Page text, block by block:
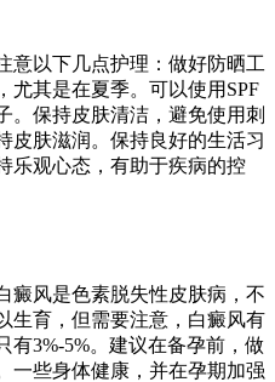
意以下几点护理：做好防晒工
尤其是在夏季。可以使用SPF
。保持皮肤清洁，避免使用刺
皮肤滋润。保持良好的生活习
乐观心态，有助于疾病的控
癜风是色素脱失性皮肤病，不
生育，但需要注意，白癜风有
有3%-5%。建议在备孕前，做
一些身体健康，并在孕期加强